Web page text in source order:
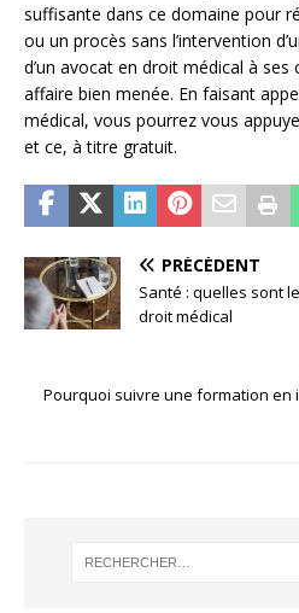
suffisante dans ce domaine pour
ou un procès sans l’intervention
d’un avocat en droit médical à
affaire bien menée. En faisant
médical, vous pourrez vous
et ce, à titre gratuit.
PRÉCÉDENT
Santé : quelles sont
droit médical
Pourquoi suivre une formation en